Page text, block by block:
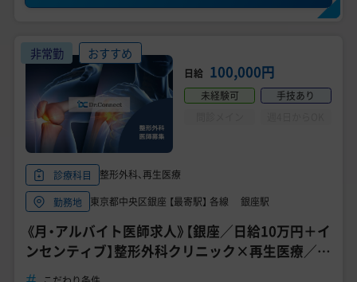
非常勤 おすすめ
日給 100,000円
未経験可
手技あり
診療科目
整形外科、再生医療
勤務地
東京都中央区銀座 【最寄駅】 各線 銀座駅
《月・アルバイト医師求人》【銀座／日給10万円＋イ
ンセンティブ】整形外科クリニック×再生医療／整
形外科専門医／週1日～